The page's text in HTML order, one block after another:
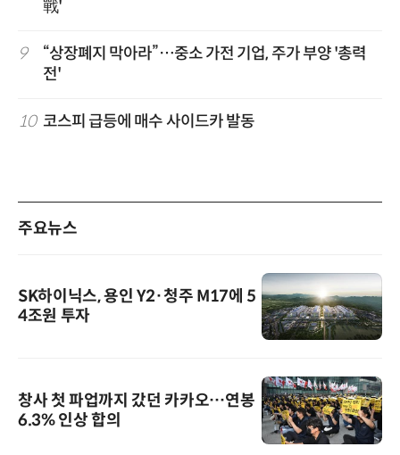
戰'
9
“상장폐지 막아라”…중소 가전 기업, 주가 부양 '총력
전'
10 코스피 급등에 매수 사이드카 발동
주요뉴스
SK하이닉스, 용인 Y2·청주 M17에 5
4조원 투자
창사 첫 파업까지 갔던 카카오…연봉
6.3% 인상 합의